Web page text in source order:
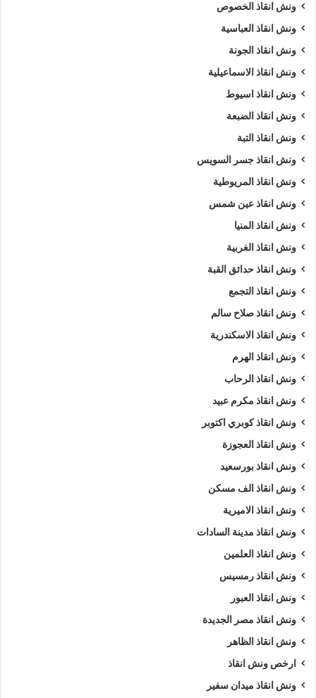
ونش انقاذ الخصوص
ونش انقاذ العباسية
ونش انقاذ الجونة
ونش انقاذ الاسماعيلية
ونش انقاذ اسيوط
ونش انقاذ الضبعة
ونش انقاذ التبة
ونش انقاذ جسر السويس
ونش انقاذ المريوطية
ونش انقاذ عين شمس
ونش انقاذ المنيا
ونش انقاذ الغربية
ونش انقاذ حدائق القبة
ونش انقاذ التجمع
ونش انقاذ صلاح سالم
ونش انقاذ الاسكندرية
ونش انقاذ الهرم
ونش انقاذ الرحاب
ونش انقاذ مكرم عبيد
ونش انقاذ كوبري اكتوبر
ونش انقاذ العجوزة
ونش انقاذ بورسعيد
ونش انقاذ الف مسكن
ونش انقاذ الاميرية
ونش انقاذ مدينة السادات
ونش انقاذ العلمين
ونش انقاذ رمسيس
ونش انقاذ العبور
ونش انقاذ مصر الجديدة
ونش انقاذ الظاهر
ارخص ونش انقاذ
ونش انقاذ ميدان سفير